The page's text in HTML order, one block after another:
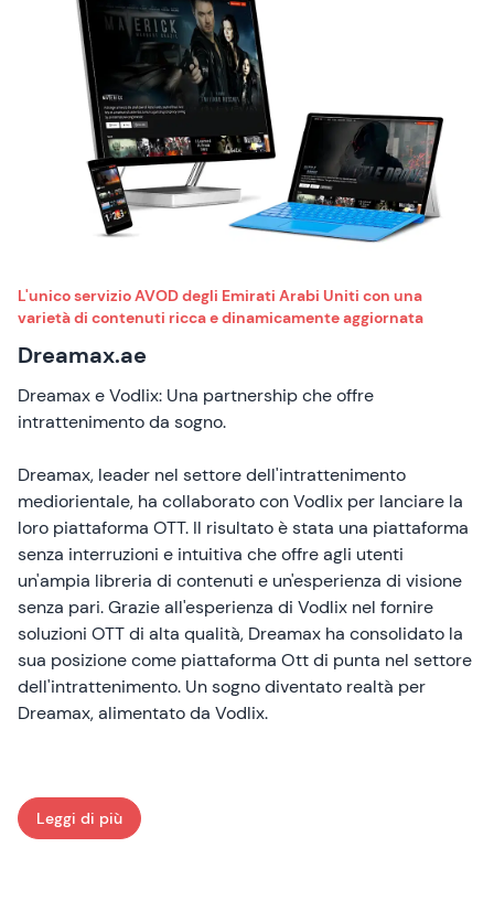
L'unico servizio AVOD degli Emirati Arabi Uniti con una
varietà di contenuti ricca e dinamicamente aggiornata
Dreamax.ae
Dreamax e Vodlix: Una partnership che offre
intrattenimento da sogno.
Dreamax, leader nel settore dell'intrattenimento
mediorientale, ha collaborato con Vodlix per lanciare la
loro piattaforma OTT. Il risultato è stata una piattaforma
senza interruzioni e intuitiva che offre agli utenti
un'ampia libreria di contenuti e un'esperienza di visione
senza pari. Grazie all'esperienza di Vodlix nel fornire
soluzioni OTT di alta qualità, Dreamax ha consolidato la
sua posizione come piattaforma Ott di punta nel settore
dell'intrattenimento. Un sogno diventato realtà per
Dreamax, alimentato da Vodlix.
Leggi di più: Dreamax.ae